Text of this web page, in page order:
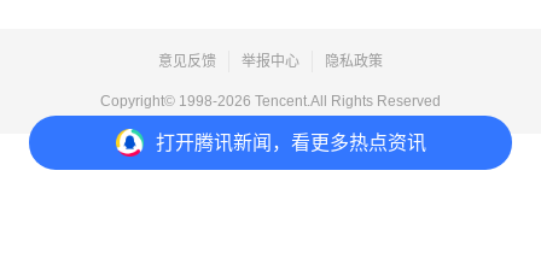
打开腾讯新闻，看更多热点资讯
意见反馈 举报中心 隐私政策
Copyright© 1998-2026 Tencent.All Rights Reserved